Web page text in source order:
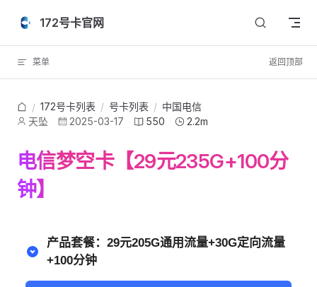
Skip to content
172号卡官网
菜单 返回顶部
/ 172号卡列表 / 号卡列表 / 中国电信
天坠
2025-03-17 550 2.2m
电信梦空卡【29元235G+100分
钟】
产品套餐：29元205G通用流量+30G定向流量
+100分钟